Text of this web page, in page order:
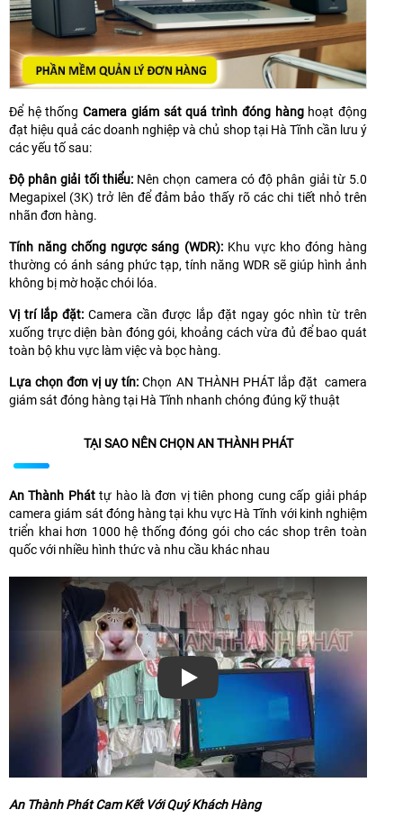
Để hệ thống Camera giám sát quá trình đóng hànghoạt động
đạt hiệu quả các doanh nghiệp và chủ shop tại Hà Tĩnh cần lưu ý
các yếu tố sau:
Độ phân giải tối thiểu:Nên chọn camera có độ phân giải từ 5.0
Megapixel (3K) trở lên để đảm bảo thấy rõ các chi tiết nhỏ trên
nhãn đơn hàng.
Tính năng chống ngược sáng (WDR):Khu vực kho đóng hàng
thường có ánh sáng phức tạp, tính năng WDR sẽ giúp hình ảnh
không bị mờ hoặc chói lóa.
Vị trí lắp đặt: Camera cần được lắp đặt ngay góc nhìn từ trên
xuống trực diện bàn đóng gói, khoảng cách vừa đủ để bao quát
toàn bộ khu vực làm việc và bọc hàng.
Lựa chọn đơn vị uy tín: Chọn AN THÀNH PHÁT lắp đặt camera
giám sát đóng hàng tại Hà Tĩnh nhanh chóng đúng kỹ thuật
TẠI SAO NÊN CHỌN AN THÀNH PHÁT
An Thành Pháttự hào là đơn vị tiên phong cung cấp giải pháp
camera giám sát đóng hàng tại khu vực Hà Tĩnh với kinh nghiệm
triển khai hơn 1000 hệ thống đóng gói cho các shop trên toàn
quốc với nhiều hình thức và nhu cầu khác nhau
Xem video
An Thành Phát Cam Kết Với Quý Khách Hàng